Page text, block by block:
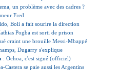
un problème avec des cadres ?
Fred
Boli a fait sourire la direction
Pogba est sorti de prison
craint une brouille Messi-Mbappé
Dugarry s'explique
: Ochoa, c'est signé (officiel)
Castera se paie aussi les Argentins